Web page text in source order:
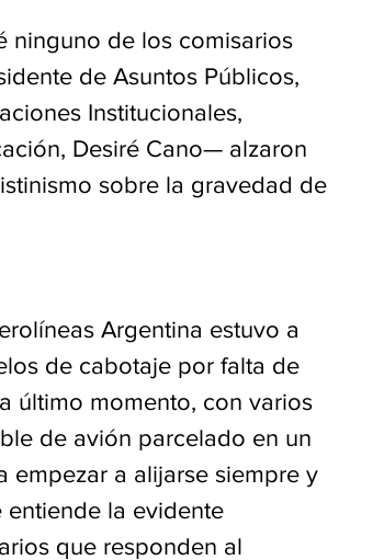
ninguno de los comisarios
de Asuntos Públicos,
Institucionales,
Desiré Cano— alzaron
sobre la gravedad de
Argentina estuvo a
de cabotaje por falta de
último momento, con varios
de avión parcelado en un
empezar a alijarse siempre y
entiende la evidente
que responden al